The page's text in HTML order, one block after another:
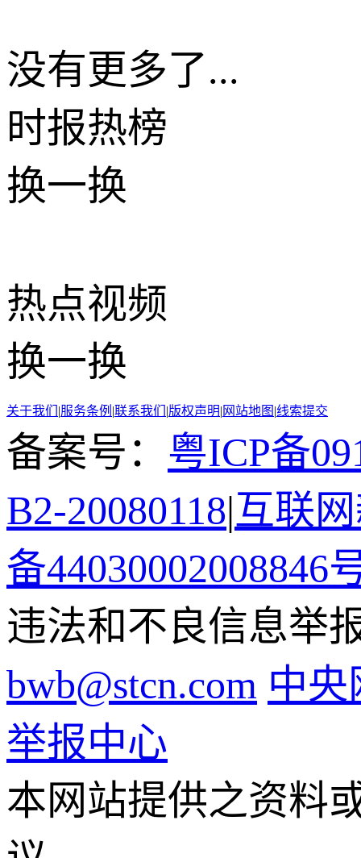
没有更多了...
时报热榜
换一换
热点视频
换一换
关于我们 |服务条例 |联系我们 |版权声明| 网站地图 |线索提交
备案号： 粤ICP备
B2-20080118|互联
备44030002008846
违法和不良信息举
bwb@stcn.com 中
举报中心
本网站提供之资料